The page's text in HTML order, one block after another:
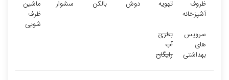
ظروف
آشپزخانه
تهویه دوش بالکن سشوار
ماشین
ظرف
شویی
سرویس
های
بهداشتی
بطری
آب
رایگان